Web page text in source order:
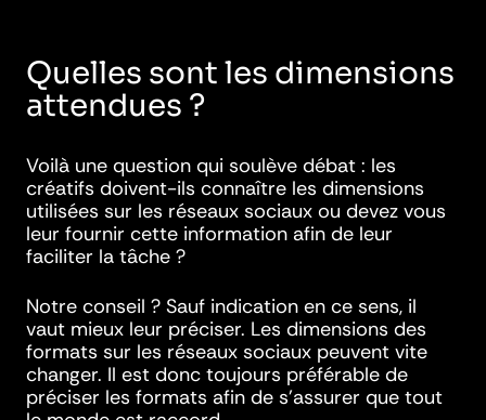
Quelles sont les dimensions
attendues ?
Voilà une question qui soulève débat : les
créatifs doivent-ils connaître les dimensions
utilisées sur les réseaux sociaux ou devez vous
leur fournir cette information afin de leur
faciliter la tâche ?
Notre conseil ? Sauf indication en ce sens, il
vaut mieux leur préciser. Les dimensions des
formats sur les réseaux sociaux peuvent vite
changer. Il est donc toujours préférable de
préciser les formats afin de s’assurer que tout